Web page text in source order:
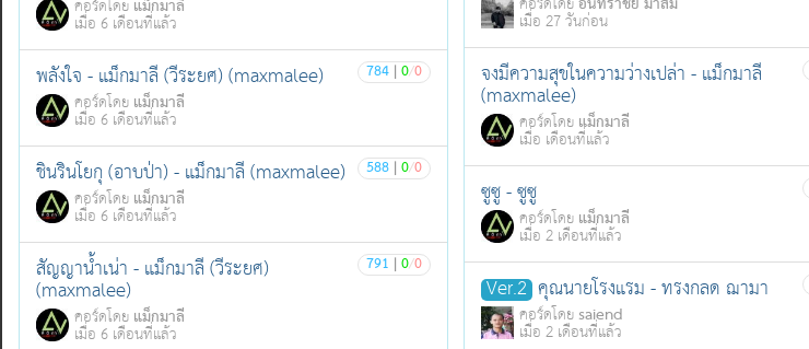
คอร์ดโดย แม็กมาลี
เมื่อ 6 เดือนที่แล้ว
784 | 0/0
พลังใจ - แม็กมาลี (วีระยศ) (maxmalee)
คอร์ดโดย แม็กมาลี
เมื่อ 6 เดือนที่แล้ว
588 | 0/0
ชินรินโยกุ (อาบป่า) - แม็กมาลี (maxmalee)
คอร์ดโดย แม็กมาลี
เมื่อ 6 เดือนที่แล้ว
791 | 0/0
สัญญาน้ำเน่า - แม็กมาลี (วีระยศ)
(maxmalee)
คอร์ดโดย แม็กมาลี
เมื่อ 6 เดือนที่แล้ว
เมื่อ 27 วันก่อน
จงมีความสุขในความว่างเปล่า - แม็กมาลี
(maxmalee)
คอร์ดโดย แม็กมาลี
เมื่อ เดือนที่แล้ว
ซูซู - ซูซู
คอร์ดโดย แม็กมาลี
เมื่อ 2 เดือนที่แล้ว
Ver.2 คุณนายโรงแรม - ทรงกลด ฌามา
คอร์ดโดย saiend
เมื่อ 2 เดือนที่แล้ว